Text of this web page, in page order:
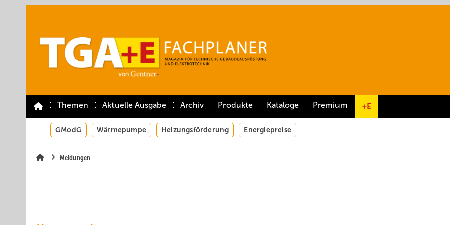
Themen Aktuelle Ausgabe Archiv Produkte Kataloge Premium +E
GModG Wärmepumpe Heizungsförderung Energiepreise
Meldungen